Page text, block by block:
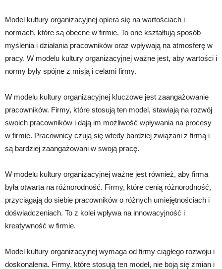
Model kultury organizacyjnej opiera się na wartościach i
normach, które są obecne w firmie. To one kształtują sposób
myślenia i działania pracowników oraz wpływają na atmosferę w
pracy. W modelu kultury organizacyjnej ważne jest, aby wartości i
normy były spójne z misją i celami firmy.
W modelu kultury organizacyjnej kluczowe jest zaangażowanie
pracowników. Firmy, które stosują ten model, stawiają na rozwój
swoich pracowników i dają im możliwość wpływania na procesy
w firmie. Pracownicy czują się wtedy bardziej związani z firmą i
są bardziej zaangażowani w swoją pracę.
W modelu kultury organizacyjnej ważne jest również, aby firma
była otwarta na różnorodność. Firmy, które cenią różnorodność,
przyciągają do siebie pracowników o różnych umiejętnościach i
doświadczeniach. To z kolei wpływa na innowacyjność i
kreatywność w firmie.
Model kultury organizacyjnej wymaga od firmy ciągłego rozwoju i
doskonalenia. Firmy, które stosują ten model, nie boją się zmian i